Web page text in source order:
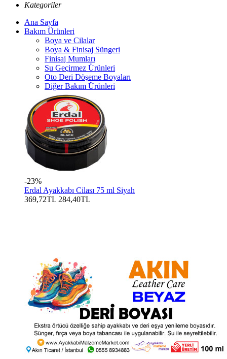
Kategoriler
Ana Sayfa
Bakım Ürünleri
Boya ve Cilalar
Boya & Finisaj Süngeri
Finisaj Mumları
Su Geçirmez Ürünleri
Oto Deri Döşeme Boyaları
Diğer Bakım Ürünleri
-23%
Erdal Ayakkabı Cilası 75 ml Siyah
369,72TL 284,40TL